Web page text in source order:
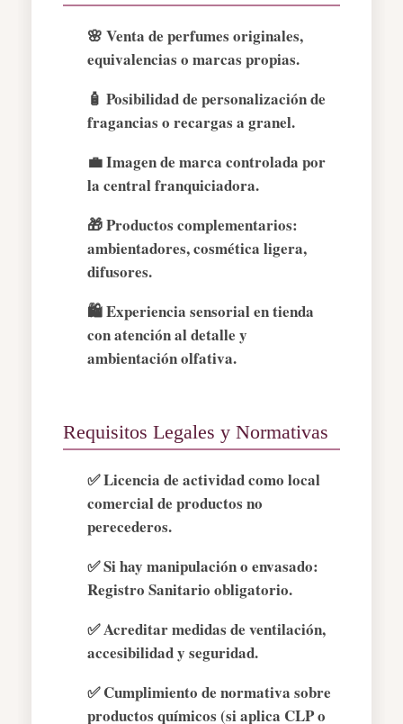
🌸 Venta de perfumes originales,
equivalencias o marcas propias.
🧴 Posibilidad de personalización de
fragancias o recargas a granel.
💼 Imagen de marca controlada por
la central franquiciadora.
🎁 Productos complementarios:
ambientadores, cosmética ligera,
difusores.
🛍️ Experiencia sensorial en tienda
con atención al detalle y
ambientación olfativa.
Requisitos Legales y Normativas
✅ Licencia de actividad como local
comercial de productos no
perecederos.
✅ Si hay manipulación o envasado:
Registro Sanitario obligatorio.
✅ Acreditar medidas de ventilación,
accesibilidad y seguridad.
✅ Cumplimiento de normativa sobre
productos químicos (si aplica CLP o